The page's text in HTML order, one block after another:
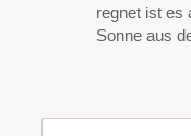
regnet ist es
Sonne aus